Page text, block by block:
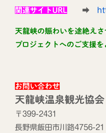
関連サイトURL ➡
天龍峡の賑わいを途絶えさ
プロジェクトへのご支援
お問い合わせ
天龍峡温泉観光協
〒399-2431
長野県飯田市川路4756-
案内所
飯田市の観